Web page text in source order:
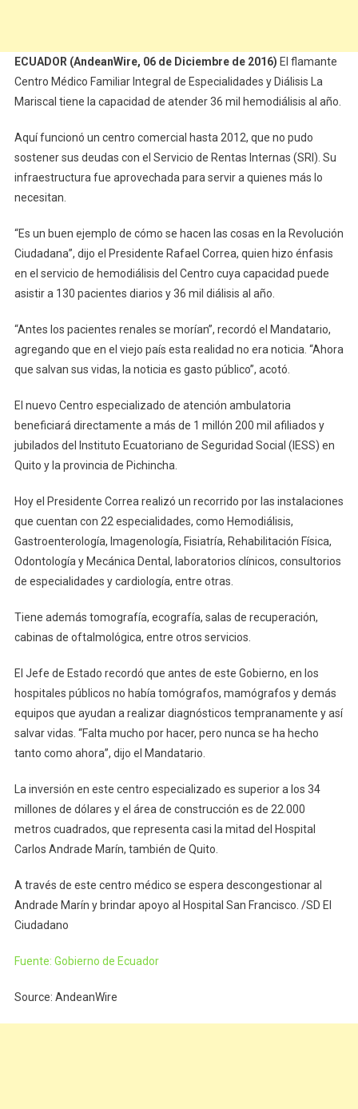
ECUADOR (AndeanWire, 06 de Diciembre de 2016) El flamante
Centro Médico Familiar Integral de Especialidades y Diálisis La
Mariscal tiene la capacidad de atender 36 mil hemodiálisis al año.
Aquí funcionó un centro comercial hasta 2012, que no pudo
sostener sus deudas con el Servicio de Rentas Internas (SRI). Su
infraestructura fue aprovechada para servir a quienes más lo
necesitan.
“Es un buen ejemplo de cómo se hacen las cosas en la Revolución
Ciudadana”, dijo el Presidente Rafael Correa, quien hizo énfasis
en el servicio de hemodiálisis del Centro cuya capacidad puede
asistir a 130 pacientes diarios y 36 mil diálisis al año.
“Antes los pacientes renales se morían”, recordó el Mandatario,
agregando que en el viejo país esta realidad no era noticia. “Ahora
que salvan sus vidas, la noticia es gasto público”, acotó.
El nuevo Centro especializado de atención ambulatoria
beneficiará directamente a más de 1 millón 200 mil afiliados y
jubilados del Instituto Ecuatoriano de Seguridad Social (IESS) en
Quito y la provincia de Pichincha.
Hoy el Presidente Correa realizó un recorrido por las instalaciones
que cuentan con 22 especialidades, como Hemodiálisis,
Gastroenterología, Imagenología, Fisiatría, Rehabilitación Física,
Odontología y Mecánica Dental, laboratorios clínicos, consultorios
de especialidades y cardiología, entre otras.
Tiene además tomografía, ecografía, salas de recuperación,
cabinas de oftalmológica, entre otros servicios.
El Jefe de Estado recordó que antes de este Gobierno, en los
hospitales públicos no había tomógrafos, mamógrafos y demás
equipos que ayudan a realizar diagnósticos tempranamente y así
salvar vidas. “Falta mucho por hacer, pero nunca se ha hecho
tanto como ahora”, dijo el Mandatario.
La inversión en este centro especializado es superior a los 34
millones de dólares y el área de construcción es de 22.000
metros cuadrados, que representa casi la mitad del Hospital
Carlos Andrade Marín, también de Quito.
A través de este centro médico se espera descongestionar al
Andrade Marín y brindar apoyo al Hospital San Francisco. /SD El
Ciudadano
Fuente: Gobierno de Ecuador
Source: AndeanWire